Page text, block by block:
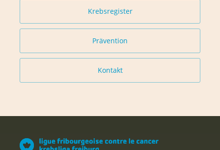
Krebsregister
Prävention
Kontakt